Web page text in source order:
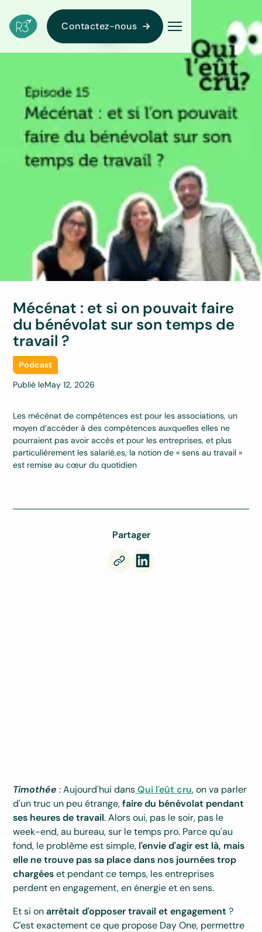
Contactez-nous
Mécénat : et si on pouvait faire
du bénévolat sur son temps de
travail ?
Podcast
Publié leMay 12, 2026
Les mécénat de compétences est pour les associations, un
moyen d’accéder à des compétences auxquelles elles ne
pourraient pas avoir accès et pour les entreprises, et plus
particulièrement les salarié.es, la notion de « sens au travail »
est remise au cœur du quotidien
Partager
Timothée : Aujourd'hui dans Qui l'eût cru, on va parler
d'un truc un peu étrange,faire du bénévolat pendant
ses heures de travail. Alors oui, pas le soir, pas le
week-end, au bureau, sur le temps pro. Parce qu'au
fond, le problème est simple, l'envie d'agir est là, mais
elle ne trouve pas sa place dans nos journées trop
chargéeset pendant ce temps, les entreprises
perdent en engagement, en énergie et en sens.
Et si onarrêtait d'opposer travail et engagement ?
C'est exactement ce que propose Day One, permettre